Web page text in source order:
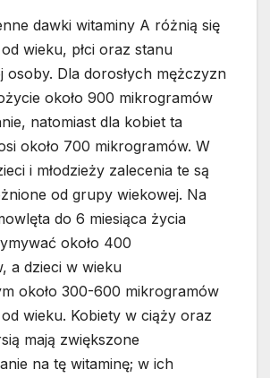
dawki witaminy A różnią się
wieku, płci oraz stanu
osoby. Dla dorosłych mężczyzn
około 900 mikrogramów
natomiast dla kobiet ta
około 700 mikrogramów. W
i młodzieży zalecenia te są
od grupy wiekowej. Na
do 6 miesiąca życia
około 400
a dzieci w wieku
około 300-600 mikrogramów
wieku. Kobiety w ciąży oraz
mają zwiększone
na tę witaminę; w ich